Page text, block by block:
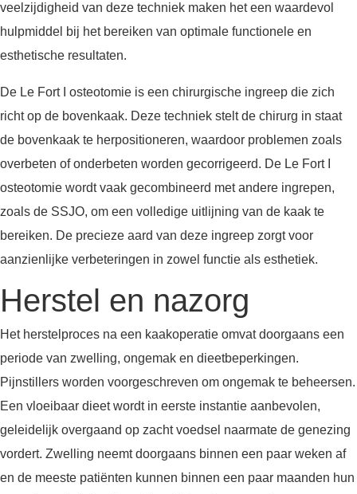
veelzijdigheid van deze techniek maken het een waardevol
hulpmiddel bij het bereiken van optimale functionele en
esthetische resultaten.
De Le Fort I osteotomie is een chirurgische ingreep die zich
richt op de bovenkaak. Deze techniek stelt de chirurg in staat
de bovenkaak te herpositioneren, waardoor problemen zoals
overbeten of onderbeten worden gecorrigeerd. De Le Fort I
osteotomie wordt vaak gecombineerd met andere ingrepen,
zoals de SSJO, om een volledige uitlijning van de kaak te
bereiken. De precieze aard van deze ingreep zorgt voor
aanzienlijke verbeteringen in zowel functie als esthetiek.
Herstel en nazorg
Het herstelproces na een kaakoperatie omvat doorgaans een
periode van zwelling, ongemak en dieetbeperkingen.
Pijnstillers worden voorgeschreven om ongemak te beheersen.
Een vloeibaar dieet wordt in eerste instantie aanbevolen,
geleidelijk overgaand op zacht voedsel naarmate de genezing
vordert. Zwelling neemt doorgaans binnen een paar weken af
en de meeste patiënten kunnen binnen een paar maanden hun